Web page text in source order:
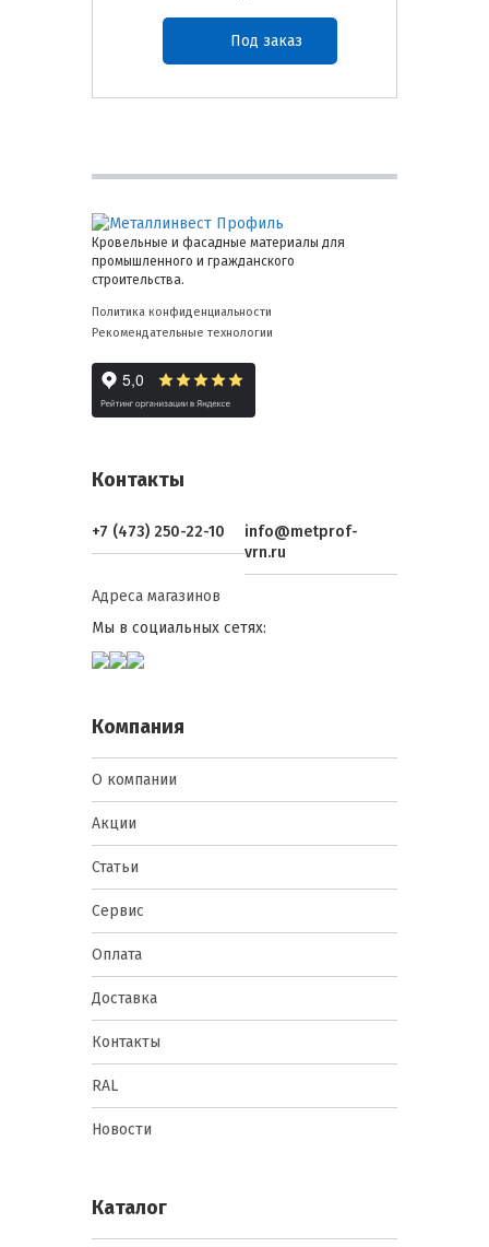
Под заказ
Кровельные и фасадные материалы для
промышленного и гражданского
строительства.
Политика конфиденциальности
Рекомендательные технологии
Контакты
+7 (473) 250-22-10
info@metprof-
vrn.ru
Адреса магазинов
Мы в социальных сетях:
Компания
О компании
Акции
Статьи
Сервис
Оплата
Доставка
Контакты
RAL
Новости
Каталог